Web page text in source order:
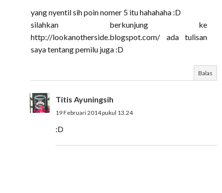
yang nyentil sih poin nomer 5 itu hahahaha :D
silahkan berkunjung ke
http://lookanotherside.blogspot.com/ ada tulisan
saya tentang pemilu juga :D
Balas
Titis Ayuningsih
19 Februari 2014 pukul 13.24
:D